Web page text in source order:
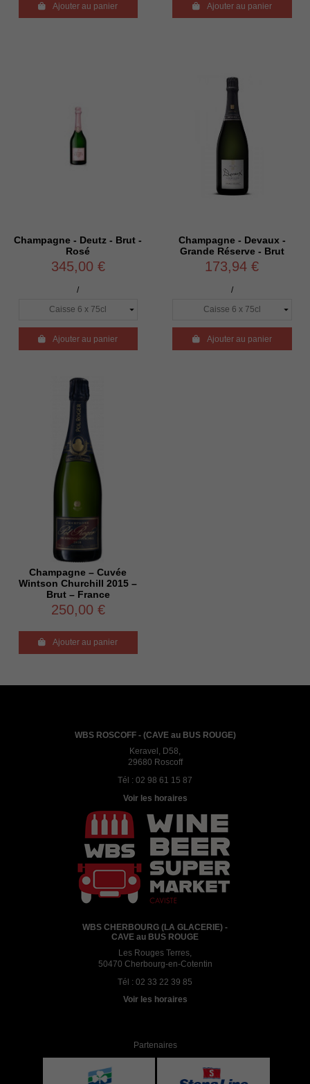
Ajouter au panier Ajouter au panier
Champagne - Deutz - Brut -
Rosé
345,00 €
/
Ajouter au panier
Champagne - Devaux -
Grande Réserve - Brut
173,94 €
/
Ajouter au panier
Champagne – Cuvée
Wintson Churchill 2015 –
Brut – France
250,00 €
Ajouter au panier
WBS ROSCOFF - (CAVE au BUS ROUGE)
Keravel, D58,
29680 Roscoff
Tél : 02 98 61 15 87
Voir les horaires
WBS CHERBOURG (LA GLACERIE) -
CAVE au BUS ROUGE
Les Rouges Terres,
50470 Cherbourg-en-Cotentin
Tél : 02 33 22 39 85
Voir les horaires
Partenaires